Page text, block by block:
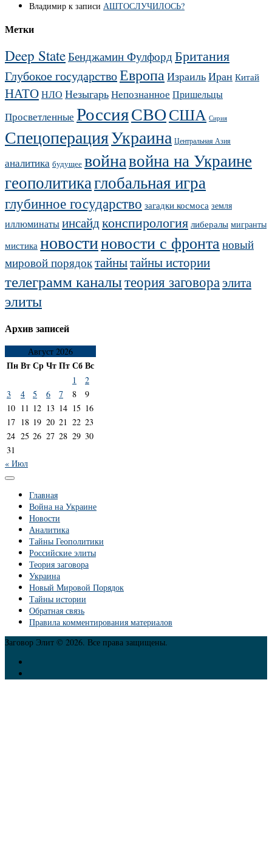
Владимир к записи АШТОСЛУЧИЛОСЬ?
Метки
Deep StateБенджамин ФулфордБритания
Глубокое государствоЕвропаИзраильИран Китай
НАТОНЛО НезыгарьНепознанное Пришельцы
Просветленные РоссияСВОСША Сирия
СпецоперацияУкраина Центральная Азия
аналитика будущее войнавойна на Украине
геополитикаглобальная игра
глубинное государство загадки космоса земля
иллюминатыинсайдконспирология либералы мигранты
мистика новостиновости с фронтановый
мировой порядоктайнытайны истории
телеграмм каналытеория заговораэлита
элиты
Архив записей
Август 2026
ПнВтСрЧтПтСбВс
1
2
3
4 5 6 7 8
9
10 11 12 13 14 15 16
17 18 19 20 21 22 23
24 25 26 27 28 29 30
31
« Июл
Главная
Война на Украине
Новости
Аналитика
Тайны Геополитики
Российские элиты
Теория заговора
Украина
Новый Мировой Порядок
Тайны истории
Обратная связь
Правила комментирования материалов
Заговор Элит © 2026. Все права защищены.